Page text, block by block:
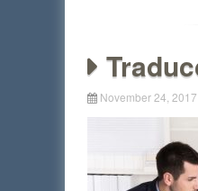
November 24, 2017